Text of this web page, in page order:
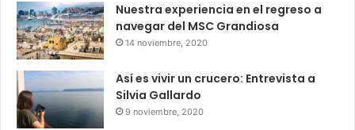
Nuestra experiencia en el regreso a
navegar del MSC Grandiosa
14 noviembre, 2020
Así es vivir un crucero: Entrevista a
Silvia Gallardo
9 noviembre, 2020